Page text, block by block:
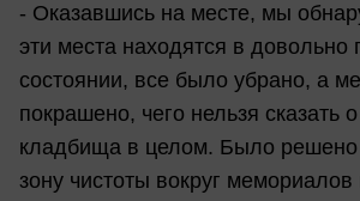
- Оказавшись на месте, мы
эти места находятся в довольно
состоянии, все было убрано, а
покрашено, чего нельзя сказать
кладбища в целом. Было решено
зону чистоты вокруг мемориалов